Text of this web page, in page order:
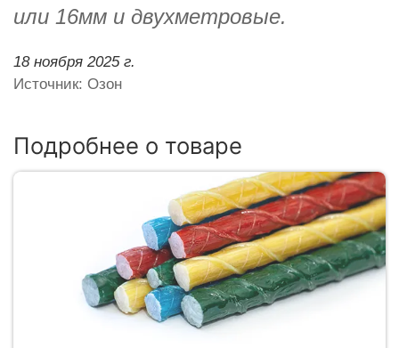
или 16мм и двухметровые.
18 ноября 2025 г.
Источник: Озон
Подробнее о товаре